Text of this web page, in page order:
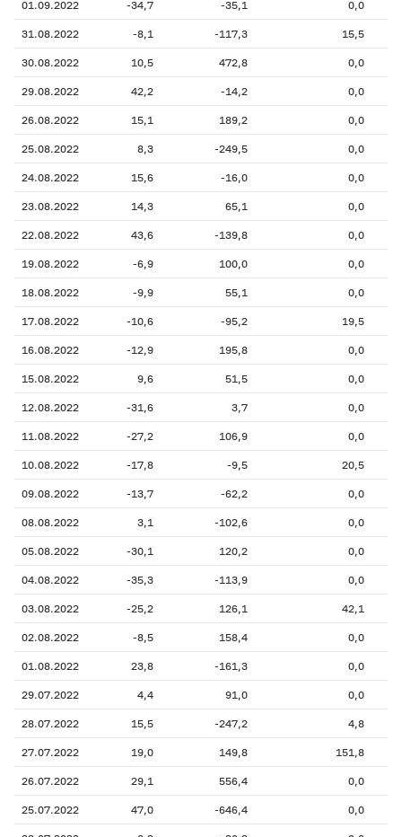
01.09.2022 -34,7 -35,1 0,0
31.08.2022 -8,1 -117,3 15,5
30.08.2022 10,5 472,8 0,0
29.08.2022 42,2 -14,2 0,0
26.08.2022 15,1 189,2 0,0
25.08.2022 8,3 -249,5 0,0
24.08.2022 15,6 -16,0 0,0
23.08.2022 14,3 65,1 0,0
22.08.2022 43,6 -139,8 0,0
19.08.2022 -6,9 100,0 0,0
18.08.2022 -9,9 55,1 0,0
17.08.2022 -10,6 -95,2 19,5
16.08.2022 -12,9 195,8 0,0
15.08.2022 9,6 51,5 0,0
12.08.2022 -31,6 3,7 0,0
11.08.2022 -27,2 106,9 0,0
10.08.2022 -17,8 -9,5 20,5
09.08.2022 -13,7 -62,2 0,0
08.08.2022 3,1 -102,6 0,0
05.08.2022 -30,1 120,2 0,0
04.08.2022 -35,3 -113,9 0,0
03.08.2022 -25,2 126,1 42,1
02.08.2022 -8,5 158,4 0,0
01.08.2022 23,8 -161,3 0,0
29.07.2022 4,4 91,0 0,0
28.07.2022 15,5 -247,2 4,8
27.07.2022 19,0 149,8 151,8
26.07.2022 29,1 556,4 0,0
25.07.2022 47,0 -646,4 0,0